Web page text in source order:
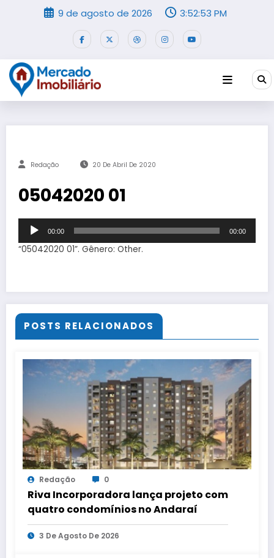
9 de agosto de 2026 3:52:53 PM
Redação 20 De Abril De 2020
05042020 01
Tocador
áudio
00:00 00:00
“05042020 01”. Gênero: Other.
POSTS RELACIONADOS
Redação 0
Riva Incorporadora lança projeto com
quatro condomínios no Andaraí
3 De Agosto De 2026